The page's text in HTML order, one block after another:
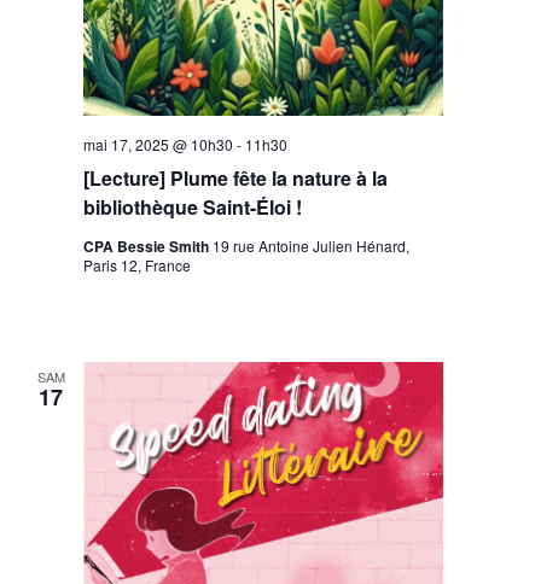
[Lecture] Plume fête la nature à la
bibliothèque Saint-Éloi !
mai 17, 2025 @ 10h30 - 11h30
CPA Bessie Smith 19 rue Antoine Julien Hénard,
Paris 12, France
SAM
17